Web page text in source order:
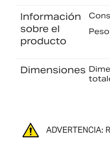
Información
sobre el
producto
Dimensiones
ADVERTENCIA: